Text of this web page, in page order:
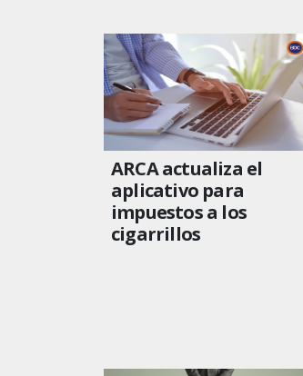
ARCA actualiza el
aplicativo para
impuestos a los
cigarrillos